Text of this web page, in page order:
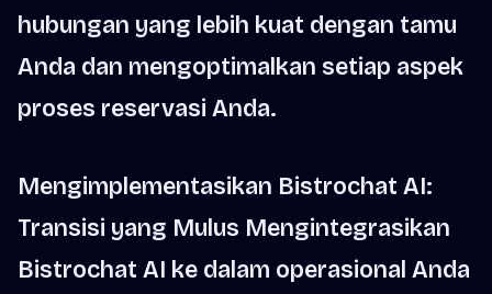
hubungan yang lebih kuat dengan tamu
Anda dan mengoptimalkan setiap aspek
proses reservasi Anda.
Mengimplementasikan Bistrochat AI:
Transisi yang Mulus Mengintegrasikan
Bistrochat AI ke dalam operasional Anda